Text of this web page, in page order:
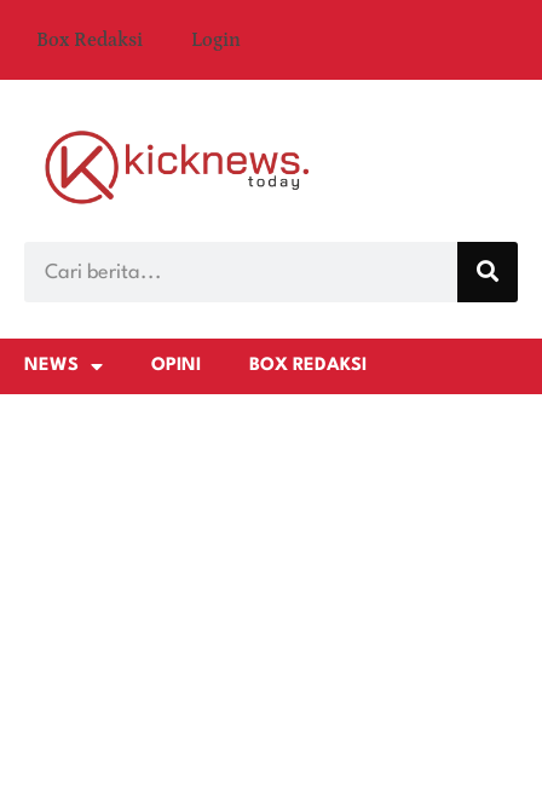
Box Redaksi Login
NEWS OPINI BOX REDAKSI